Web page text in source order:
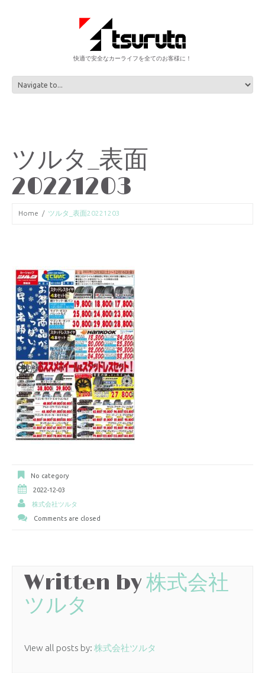
快適で安全なカーライフを全てのお客様に！
ツルタ_表面
20221203
Home ツルタ_表面20221203
No category
2022-12-03
株式会社ツルタ
Comments are closed
Written by株式会社
ツルタ
View all posts by: 株式会社ツルタ